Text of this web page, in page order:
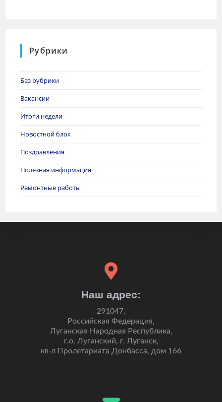
Рубрики
Без рубрики
Вакансии
Итоги недели
Новостной блок
Поздравления
Полезная информация
Ремонтные работы
Наш адрес:
291047,
Российская Федерация,
Луганская Народная Республика,
г.о. Луганский, г. Луганск,
кв-л Пролетариата Донбасса, дом 166